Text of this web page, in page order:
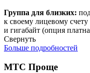
Группа для близких:
к своему лицевому
и гигабайт (опция
Свернуть
Больше подробностей
МТС Проще